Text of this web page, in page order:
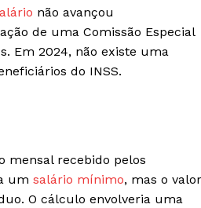
não avançou
de uma Comissão Especial
Em 2024, não existe uma
do INSS.
mensal recebido pelos
um salário mínimo, mas o valor
O cálculo envolveria uma